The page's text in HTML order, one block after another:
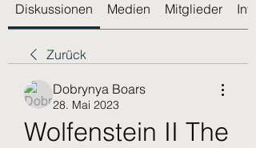
Diskussionen Medien Mitglieder Info
Zurück
Dobrynya Boars
28. Mai 2023
Wolfenstein II The